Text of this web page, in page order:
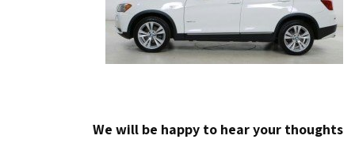
We will be happy to hear your thoughts